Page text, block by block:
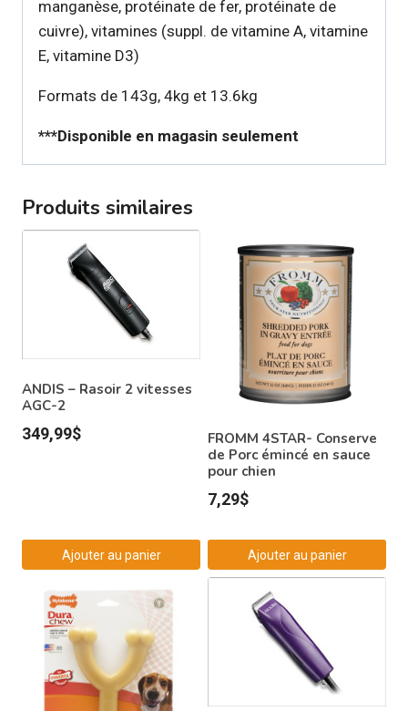
manganèse, protéinate de fer, protéinate de
cuivre), vitamines (suppl. de vitamine A, vitamine
E, vitamine D3)
Formats de 143g, 4kg et 13.6kg
***Disponible en magasin seulement
Produits similaires
ANDIS – Rasoir 2 vitesses
AGC-2
349,99$
Ajouter au panier
FROMM 4STAR- Conserve
de Porc émincé en sauce
pour chien
7,29$
Ajouter au panier